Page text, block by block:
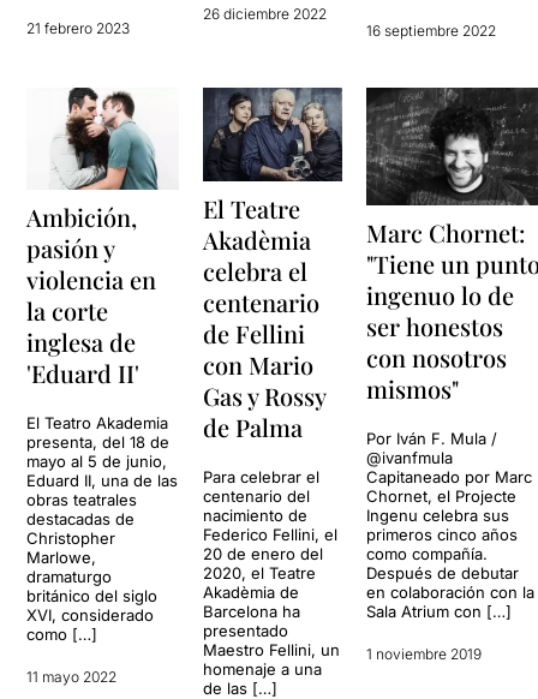
21 febrero 2023
26 diciembre 2022
16 septiembre 2022
Ambición,
pasión y
violencia en
la corte
inglesa de
'Eduard II'
El Teatro Akademia
presenta, del 18 de
mayo al 5 de junio,
Eduard II, una de las
obras teatrales
destacadas de
Christopher
Marlowe,
dramaturgo
británico del siglo
XVI, considerado
como […]
11 mayo 2022
El Teatre
Akadèmia
celebra el
centenario
de Fellini
con Mario
Gas y Rossy
de Palma
Para celebrar el
centenario del
nacimiento de
Federico Fellini, el
20 de enero del
2020, el Teatre
Akadèmia de
Barcelona ha
presentado
Maestro Fellini, un
homenaje a una
de las […]
Marc Chornet:
"Tiene un
ingenuo lo de
ser honestos
con nosotros
mismos"
Por Iván F. Mula /
@ivanfmula
Capitaneado por Marc
Chornet, el Projecte
Ingenu celebra sus
primeros cinco años
como compañía.
Después de debutar
en colaboración con la
Sala Atrium con […]
1 noviembre 2019